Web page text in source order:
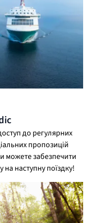
до регулярних
пропозицій
можете забезпечити
на наступну поїздку!